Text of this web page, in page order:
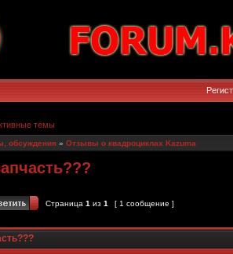
темы
обсуждения » Отзывы о квадроциклах Kazuma
Страница 1 из 1
[ 1 сообщение ]